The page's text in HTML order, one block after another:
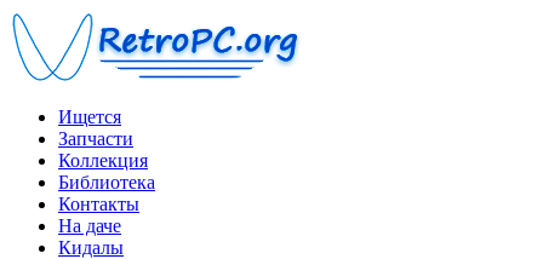
Ищется
Запчасти
Коллекция
Библиотека
Контакты
На даче
Кидалы